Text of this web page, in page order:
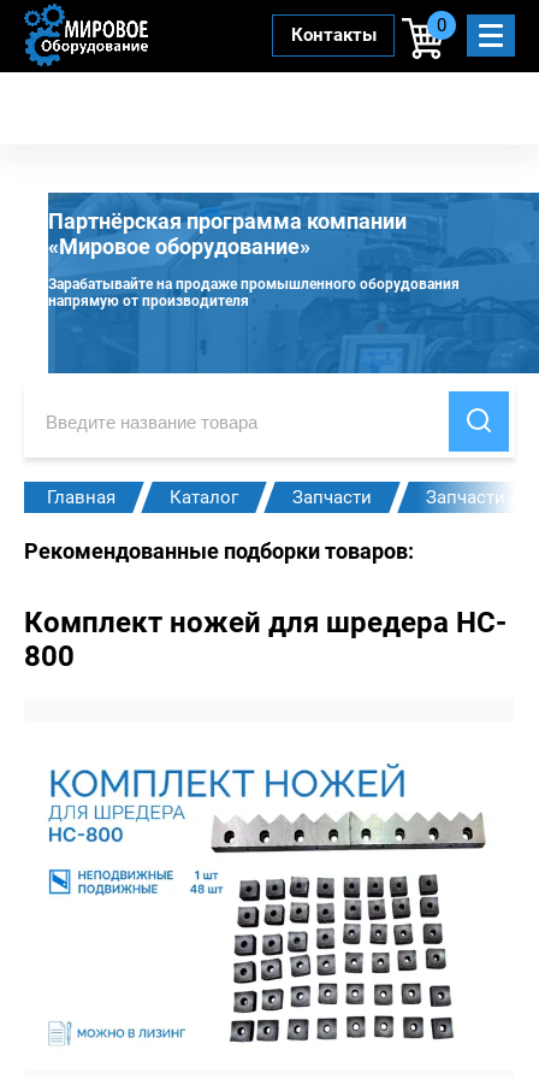
Контакты 0
Партнёрская программа компании
«Мировое оборудование»
Зарабатывайте на продаже промышленного оборудования
напрямую от производителя
Главная Каталог Запчасти Запчасти
Рекомендованные подборки товаров:
Комплект ножей для шредера HC-
800